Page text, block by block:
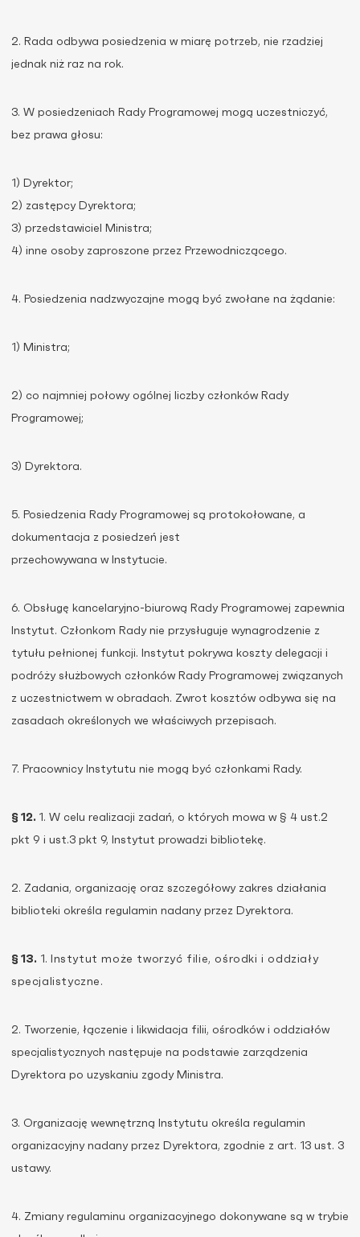
2. Rada odbywa posiedzenia w miarę potrzeb, nie rzadziej
jednak niż raz na rok.
3. W posiedzeniach Rady Programowej mogą uczestniczyć,
bez prawa głosu:
1) Dyrektor;
2) zastępcy Dyrektora;
3) przedstawiciel Ministra;
4) inne osoby zaproszone przez Przewodniczącego.
4. Posiedzenia nadzwyczajne mogą być zwołane na żądanie:
1) Ministra;
2) co najmniej połowy ogólnej liczby członków Rady
Programowej;
3) Dyrektora.
5. Posiedzenia Rady Programowej są protokołowane, a
dokumentacja z posiedzeń jest
przechowywana w Instytucie.
6. Obsługę kancelaryjno-biurową Rady Programowej zapewnia
Instytut. Członkom Rady nie przysługuje wynagrodzenie z
tytułu pełnionej funkcji. Instytut pokrywa koszty delegacji i
podróży służbowych członków Rady Programowej związanych
z uczestnictwem w obradach. Zwrot kosztów odbywa się na
zasadach określonych we właściwych przepisach.
7. Pracownicy Instytutu nie mogą być członkami Rady.
§ 12. 1. W celu realizacji zadań, o których mowa w § 4 ust.2
pkt 9 i ust.3 pkt 9, Instytut prowadzi bibliotekę.
2. Zadania, organizację oraz szczegółowy zakres działania
biblioteki określa regulamin nadany przez Dyrektora.
§ 13. 1.
Instytut może tworzyć filie, ośrodki i oddziały
specjalistyczne.
2. Tworzenie, łączenie i likwidacja filii, ośrodków i oddziałów
specjalistycznych następuje na podstawie zarządzenia
Dyrektora po uzyskaniu zgody Ministra.
3. Organizację wewnętrzną Instytutu określa regulamin
organizacyjny nadany przez Dyrektora, zgodnie z art. 13 ust. 3
ustawy.
4. Zmiany regulaminu organizacyjnego dokonywane są w trybie